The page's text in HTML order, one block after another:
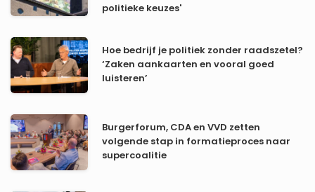
politieke keuzes'
Hoe bedrijf je politiek zonder raadszetel?
‘Zaken aankaarten en vooral goed
luisteren’
Burgerforum, CDA en VVD zetten
volgende stap in formatieproces naar
supercoalitie